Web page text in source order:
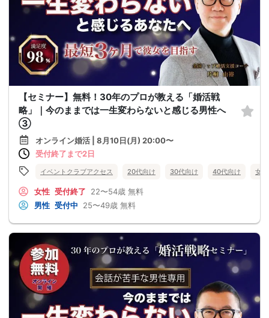
【セミナー】無料！30年のプロが教える「婚活戦
略」｜今のままでは一生変わらないと感じる男性へ
③
オンライン婚活 | 8月10日(月) 20:00〜
受付終了まで2日
イベントクラブアクセス 20代向け 30代向け 40代向け 女
女性 受付終了 22〜54歳 無料
男性 受付中 25〜49歳 無料